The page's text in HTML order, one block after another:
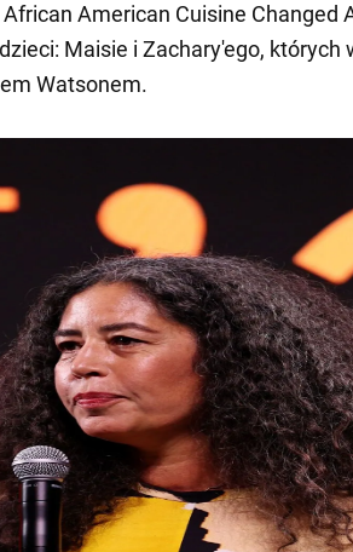
African American Cuisine Changed
Maisie i Zachary'ego, których
Watsonem.